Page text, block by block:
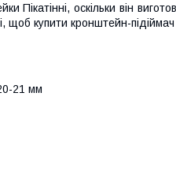
Пікатінні, оскільки він
щоб купити кронштейн-
21 мм